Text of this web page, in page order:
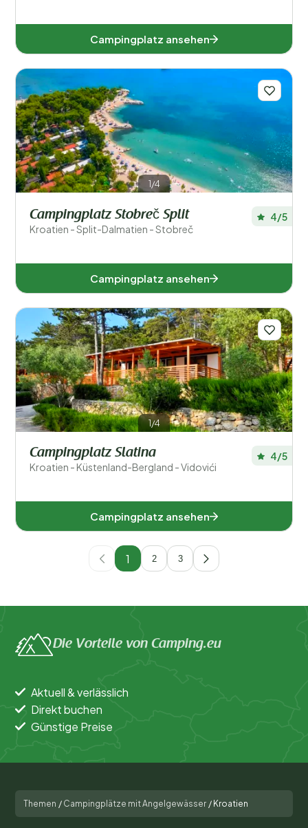
Campingplatz ansehen
1/4
Campingplatz Stobreč Split
Kroatien - Split-Dalmatien - Stobreč
4/5
Campingplatz ansehen
1/4
Campingplatz Slatina
Kroatien - Küstenland-Bergland - Vidovići
4/5
Campingplatz ansehen
1 2 3
Die Vorteile von Camping.eu
Aktuell & verlässlich
Direkt buchen
Günstige Preise
Themen / Campingplätze mit Angelgewässer / Kroatien